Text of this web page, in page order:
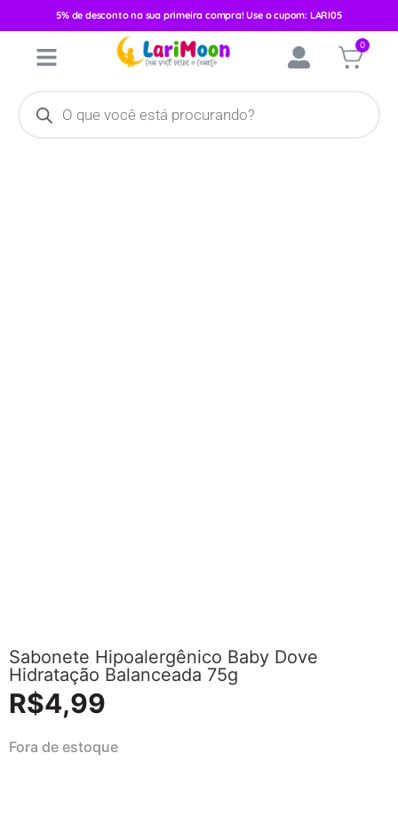
5% de desconto na sua primeira compra! Use o cupom: LARI05
0
Higiene e Cuidados/Higiene/Sabonete
/ Sabonete
Hipoalergênico Baby Dove Hidratação Balanceada 75g
Sabonete Hipoalergênico Baby Dove
Hidratação Balanceada 75g
R$4,99
Fora de estoque